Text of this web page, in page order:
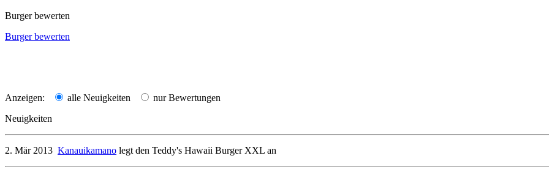
Burger bewerten
Burger bewerten
Anzeigen: alle Neuigkeiten
nur Bewertungen
Neuigkeiten
2. Mär 2013 Kanauikamano legt den Teddy's Hawaii Burger XXL an